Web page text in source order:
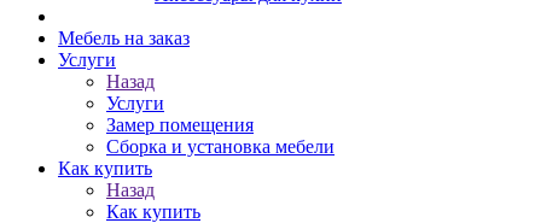
Мебель на заказ
Услуги
Назад
Услуги
Замер помещения
Сборка и установка мебели
Как купить
Назад
Как купить